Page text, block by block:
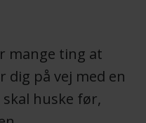
mange ting at
dig på vej med en
huske før,